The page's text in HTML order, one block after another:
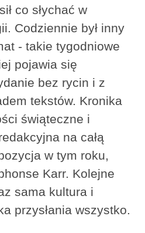
co słychać w
Codziennie był inny
- takie tygodniowe
pojawia się
bez rycin i z
tekstów. Kronika
świąteczne i
na całą
w tym roku,
Karr. Kolejne
sama kultura i
przysłania wszystko.